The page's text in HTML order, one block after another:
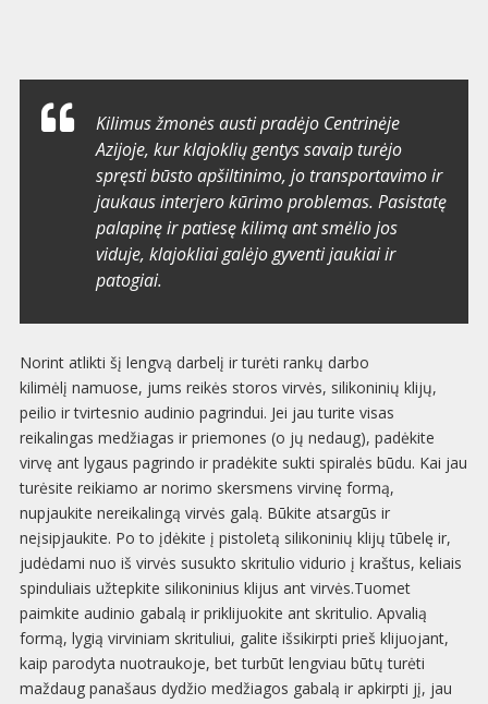
Kilimus žmonės austi pradėjo Centrinėje
Azijoje, kur klajoklių gentys savaip turėjo
spręsti būsto apšiltinimo, jo transportavimo ir
jaukaus interjero kūrimo problemas. Pasistatę
palapinę ir patiesę kilimą ant smėlio jos
viduje, klajokliai galėjo gyventi jaukiai ir
patogiai.
Norint atlikti šį lengvą darbelį ir turėti rankų darbo
kilimėlį namuose, jums reikės storos virvės, silikoninių klijų,
peilio ir tvirtesnio audinio pagrindui. Jei jau turite visas
reikalingas medžiagas ir priemones (o jų nedaug), padėkite
virvę ant lygaus pagrindo ir pradėkite sukti spiralės būdu. Kai jau
turėsite reikiamo ar norimo skersmens virvinę formą,
nupjaukite nereikalingą virvės galą. Būkite atsargūs ir
neįsipjaukite. Po to įdėkite į pistoletą silikoninių klijų tūbelę ir,
judėdami nuo iš virvės susukto skritulio vidurio į kraštus, keliais
spinduliais užtepkite silikoninius klijus ant virvės.Tuomet
paimkite audinio gabalą ir priklijuokite ant skritulio. Apvalią
formą, lygią virviniam skrituliui, galite išsikirpti prieš klijuojant,
kaip parodyta nuotraukoje, bet turbūt lengviau būtų turėti
maždaug panašaus dydžio medžiagos gabalą ir apkirpti jį, jau